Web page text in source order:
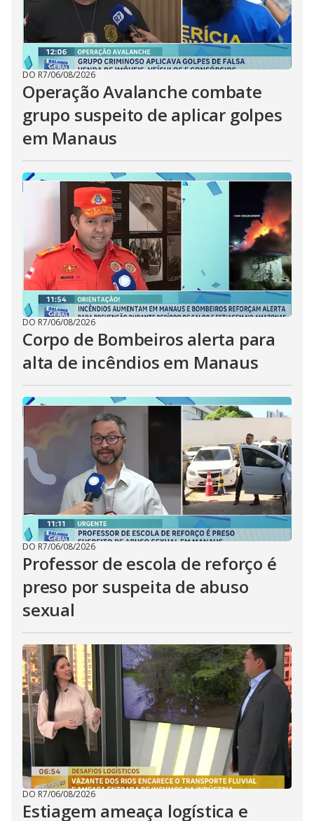
DO R7/06/08/2026
Operação Avalanche combate
grupo suspeito de aplicar golpes
em Manaus
DO R7/06/08/2026
Corpo de Bombeiros alerta para
alta de incêndios em Manaus
DO R7/06/08/2026
Professor de escola de reforço é
preso por suspeita de abuso
sexual
DO R7/06/08/2026
Estiagem ameaça logística e